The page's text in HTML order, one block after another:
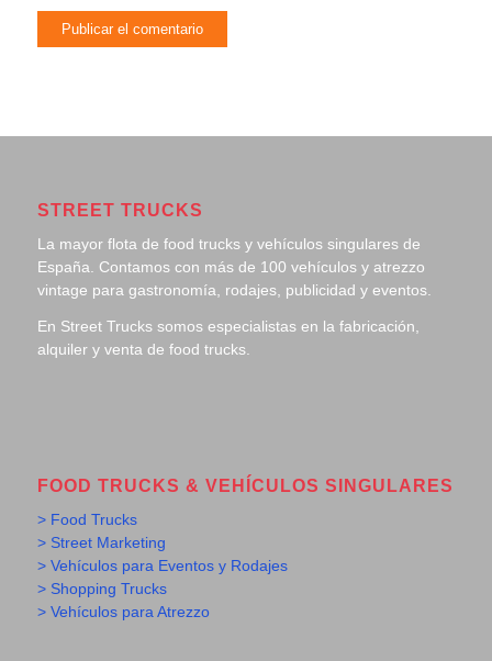
STREET TRUCKS
La mayor flota de food trucks y vehículos singulares de
España. Contamos con más de 100 vehículos y atrezzo
vintage para gastronomía, rodajes, publicidad y eventos.
En Street Trucks somos especialistas en la fabricación,
alquiler y venta de food trucks.
FOOD TRUCKS & VEHÍCULOS SINGULARES
> Food Trucks
> Street Marketing
> Vehículos para Eventos y Rodajes
> Shopping Trucks
> Vehículos para Atrezzo